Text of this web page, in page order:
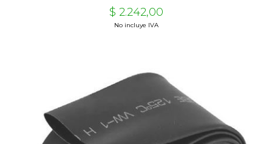
$ 2.242,00
No incluye IVA